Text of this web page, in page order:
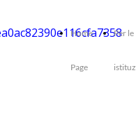
Home
Page
Per le